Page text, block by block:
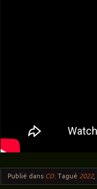
Publié dans CD.Tagué 2022,